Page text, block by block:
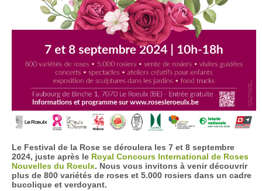
Le Festival de la Rose se déroulera les 7 et 8 septembre
2024, juste après le Royal Concours International de Roses
Nouvelles du Roeulx. Nous vous invitons à venir découvrir
plus de 800 variétés de roses et 5.000 rosiers dans un cadre
bucolique et verdoyant.